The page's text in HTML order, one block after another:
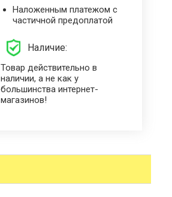
Наложенным платежом с
частичной предоплатой
Наличие:
Товар действительно в
наличии, а не как у
большинства интернет-
магазинов!